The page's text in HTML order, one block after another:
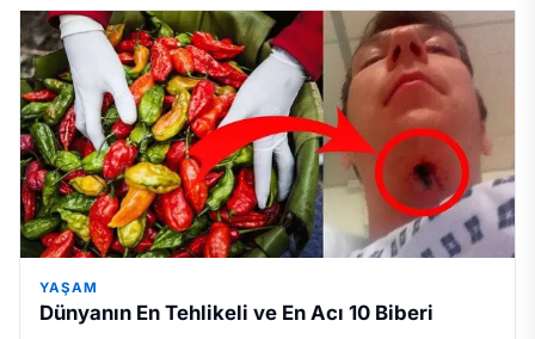
YAŞAM
Dünyanın En Tehlikeli ve En Acı 10 Biberi